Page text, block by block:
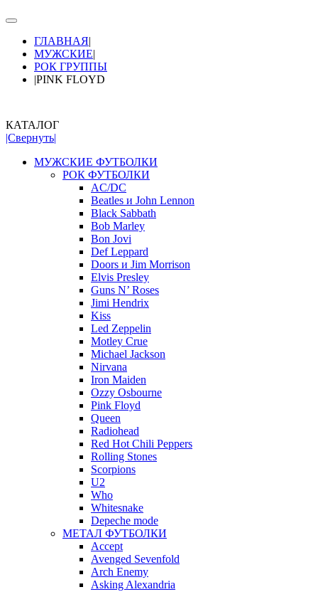
ГЛАВНАЯ|
МУЖСКИЕ|
РОК ГРУППЫ
|PINK FLOYD
КАТАЛОГ
|Свернуть|
МУЖСКИЕ ФУТБОЛКИ
РОК ФУТБОЛКИ
AC/DC
Beatles и John Lennon
Black Sabbath
Bob Marley
Bon Jovi
Def Leppard
Doors и Jim Morrison
Elvis Presley
Guns N’ Roses
Jimi Hendrix
Kiss
Led Zeppelin
Motley Crue
Michael Jackson
Nirvana
Iron Maiden
Ozzy Osbourne
Pink Floyd
Queen
Radiohead
Red Hot Chili Peppers
Rolling Stones
Scorpions
U2
Who
Whitesnake
Depeche mode
МЕТАЛ ФУТБОЛКИ
Accept
Avenged Sevenfold
Arch Enemy
Asking Alexandria